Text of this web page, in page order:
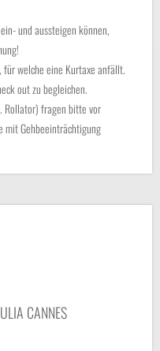
und aussteigen können,
für welche eine Kurtaxe anfällt.
out zu begleichen.
Rollator) fragen bitte vor
mit Gehbeeinträchtigung
CANNES